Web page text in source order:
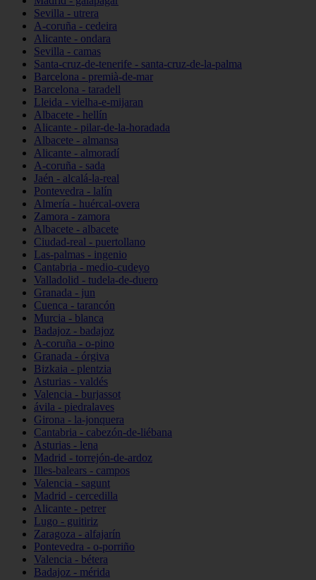
Sevilla - utrera
A-coruña - cedeira
Alicante - ondara
Sevilla - camas
Santa-cruz-de-tenerife - santa-cruz-de-la-palma
Barcelona - premià-de-mar
Barcelona - taradell
Lleida - vielha-e-mijaran
Albacete - hellín
Alicante - pilar-de-la-horadada
Albacete - almansa
Alicante - almoradí
A-coruña - sada
Jaén - alcalá-la-real
Pontevedra - lalín
Almería - huércal-overa
Zamora - zamora
Albacete - albacete
Ciudad-real - puertollano
Las-palmas - ingenio
Cantabria - medio-cudeyo
Valladolid - tudela-de-duero
Granada - jun
Cuenca - tarancón
Murcia - blanca
Badajoz - badajoz
A-coruña - o-pino
Granada - órgiva
Bizkaia - plentzia
Asturias - valdés
Valencia - burjassot
ávila - piedralaves
Girona - la-jonquera
Cantabria - cabezón-de-liébana
Asturias - lena
Madrid - torrejón-de-ardoz
Illes-balears - campos
Valencia - sagunt
Madrid - cercedilla
Alicante - petrer
Lugo - guitiriz
Zaragoza - alfajarín
Pontevedra - o-porriño
Valencia - bétera
Badajoz - mérida